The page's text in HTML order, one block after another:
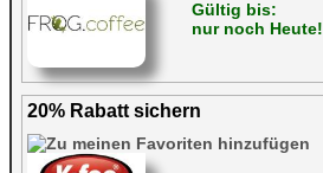
Gültig bis:
nur noch Heute!
20% Rabatt sichern